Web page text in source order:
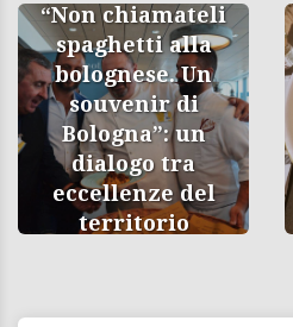
“Non chiamateli
spaghetti alla
bolognese. Un
souvenir di
Bologna”: un
dialogo tra
eccellenze del
territorio